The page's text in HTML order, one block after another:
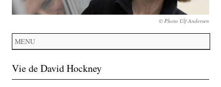
© Photo Ulf Andersen
MENU
Vie de David Hockney